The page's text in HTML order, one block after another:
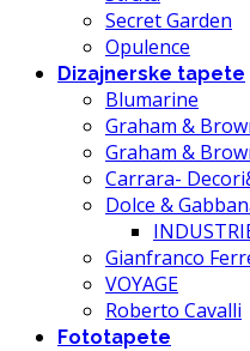
Secret Garden
Opulence
Dizajnerske tapete
Blumarine
Graham &
Graham &
Carrara-
Dolce &
Gianfranco
VOYAGE
Roberto Cavalli
Fototapete